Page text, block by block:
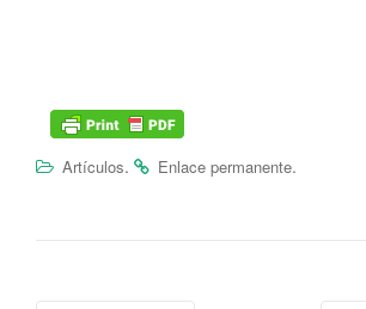
Artículos. Enlace permanente.